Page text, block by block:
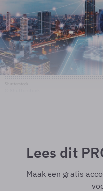
Lees dit
Maak een gratis